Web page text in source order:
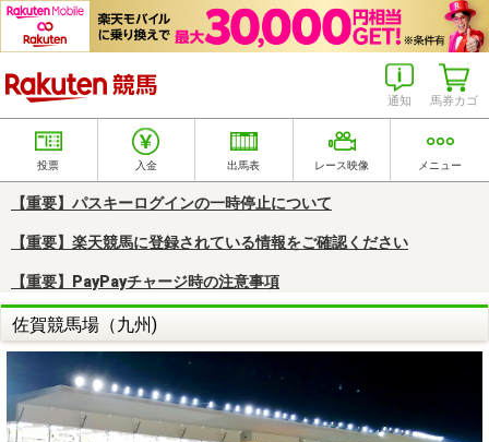
馬券カゴ
通知
投票 入金 出馬表 レース映像 メニュー
【重要】パスキーログインの一時停止について
【重要】楽天競馬に登録されている情報をご確認ください
【重要】PayPayチャージ時の注意事項
佐賀競馬場（九州)